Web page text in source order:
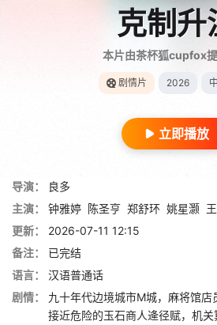
克制升
本片由茶杯狐cupfox
剧情片 2026
立即播放
导演：
良多
主演：
钟雅婷 陈圣亨 郑舒环 姚星灏
更新：
2026-07-11 12:15
备注：
已完结
语言：
汉语普通话
剧情：
九十年代边境城市M城，麻将馆店
接近危险的玉石商人逄径赋，机